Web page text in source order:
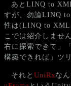
あとLINQ to
すが、勿論LINQ to
性は(LINQ to XML
こでは紹介しませ
右に探索できて」
構築できれば」ツ
それと UniRxな